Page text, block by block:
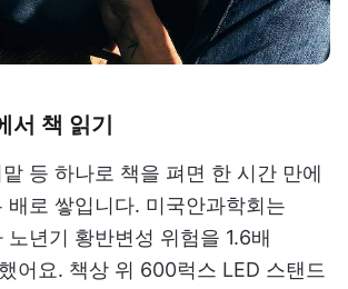
서 책 읽기
등 하나로 책을 펴면 한 시간 만에
배로 쌓입니다. 미국안과학회는
노년기 황반변성 위험을 1.6배
어요. 책상 위 600럭스 LED 스탠드